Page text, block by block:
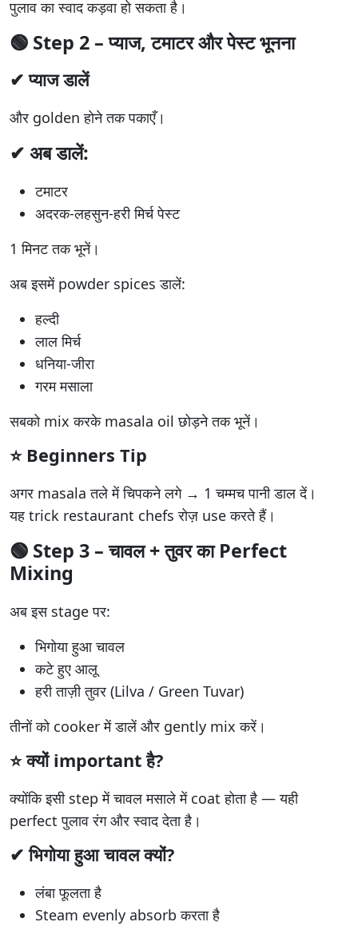
पुलाव का स्वाद कड़वा हो सकता है।
🟢 Step 2 – प्याज, टमाटर और पेस्ट भूनना
✔ प्याज डालें
और golden होने तक पकाएँ।
✔ अब डालें:
टमाटर
अदरक-लहसुन-हरी मिर्च पेस्ट
1 मिनट तक भूनें।
अब इसमें powder spices डालें:
हल्दी
लाल मिर्च
धनिया-जीरा
गरम मसाला
सबको mix करके masala oil छोड़ने तक भूनें।
⭐ Beginners Tip
अगर masala तले में चिपकने लगे → 1 चम्मच पानी डाल दें।
यह trick restaurant chefs रोज़ use करते हैं।
🟢 Step 3 – चावल + तुवर का Perfect
Mixing
अब इस stage पर:
भिगोया हुआ चावल
कटे हुए आलू
हरी ताज़ी तुवर (Lilva / Green Tuvar)
तीनों को cooker में डालें और gently mix करें।
⭐ क्यों important है?
क्योंकि इसी step में चावल मसाले में coat होता है — यही
perfect पुलाव रंग और स्वाद देता है।
✔ भिगोया हुआ चावल क्यों?
लंबा फूलता है
Steam evenly absorb करता है